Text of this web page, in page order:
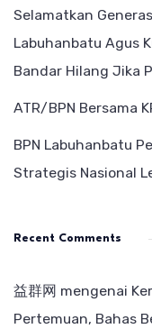
Selamatkan
Labuhanbatu Agus
Bandar Hilang Jika
ATR/BPN Bersama
BPN Labuhanbatu
Strategis Nasional
Recent Comments
益群网 mengenai
Pertemuan, Bahas